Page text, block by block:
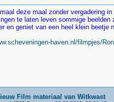
deze maal zonder vergadering
te laten leven sommige
en geniet van een heel klein beetje
haven.nl/filmpjes/
Film materiaal van Witkwast